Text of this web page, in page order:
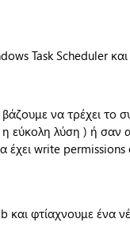
Task Scheduler
να τρέχει το
εύκολη λύση ) ή σαν
έχει write
και φτίαχνουμε ένα